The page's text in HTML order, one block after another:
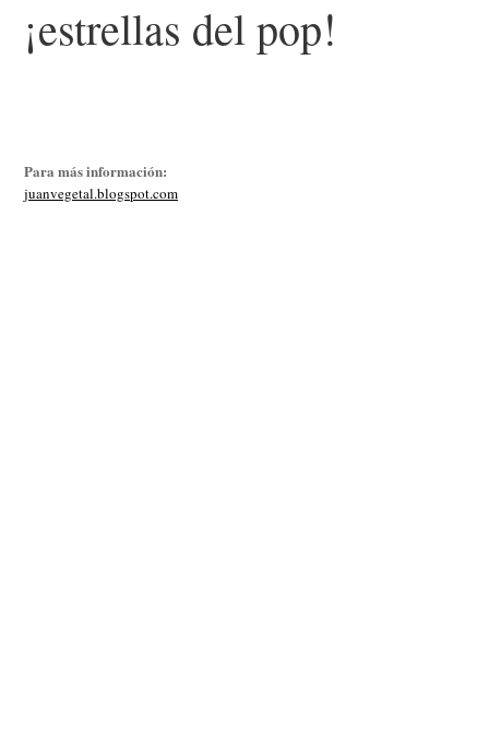
¡estrellas del pop!
Para más información:
juanvegetal.blogspot.com